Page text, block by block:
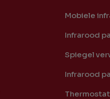
Mobiele
Infrarood
Spiegel
Infrarood